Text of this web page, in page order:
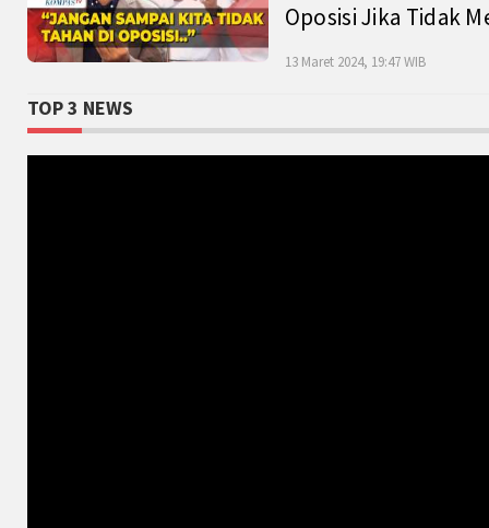
Oposisi Jika Tidak
13 Maret 2024, 19:47 WIB
TOP 3 NEWS